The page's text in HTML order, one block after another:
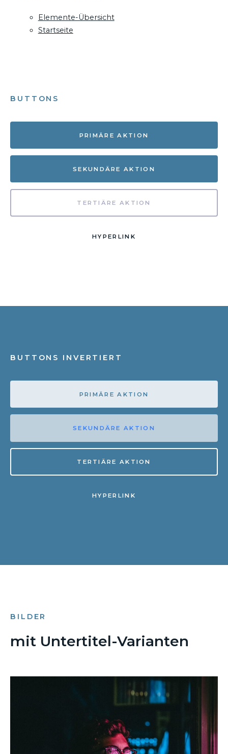
Elemente-Übersicht
Startseite
BUTTONS
PRIMÄRE AKTION
SEKUNDÄRE AKTION
TERTIÄRE AKTION
HYPERLINK
BUTTONS INVERTIERT
PRIMÄRE AKTION
SEKUNDÄRE AKTION
TERTIÄRE AKTION
HYPERLINK
BILDER
mit Untertitel-Varianten